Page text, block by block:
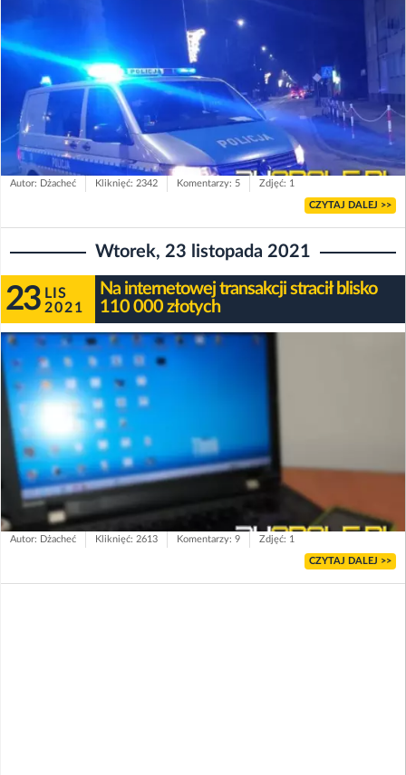
Autor: Dżacheć Kliknięć: 2342 Komentarzy: 5 Zdjęć: 1
CZYTAJ DALEJ >>
Wtorek, 23 listopada 2021
23 LIS
2021
Na internetowej transakcji stracił blisko
110 000 złotych
Autor: Dżacheć Kliknięć: 2613 Komentarzy: 9 Zdjęć: 1
CZYTAJ DALEJ >>